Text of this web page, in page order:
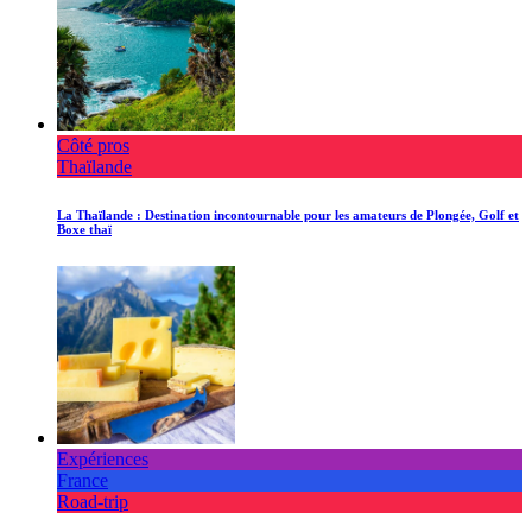
Côté pros
Thaïlande
La Thaïlande : Destination incontournable pour les amateurs de Plongée, Golf et
Boxe thaï
Expériences
France
Road-trip